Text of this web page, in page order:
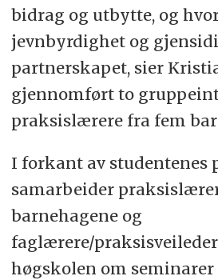
bidrag og utbytte, og
jevnbyrdighet og
partnerskapet, sier
gjennomført to
praksislærere fra fem
I forkant av studentenes
samarbeider
barnehagene og
faglærere/
høgskolen om seminarer